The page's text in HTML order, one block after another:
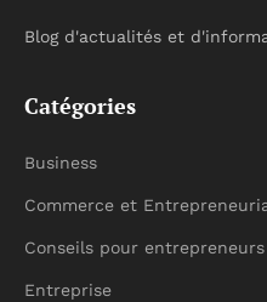
Blog d'actualités et
Catégories
Business
Commerce et
Conseils pour entrepreneurs
Entreprise